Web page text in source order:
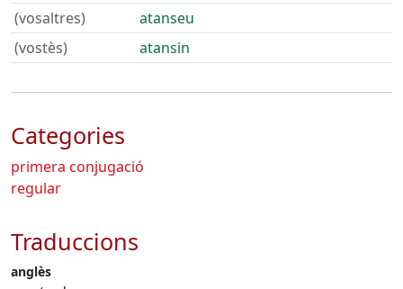
(vosaltres)
atanseu
(vostès)
atansin
Categories
primera conjugació
regular
Traduccions
anglès